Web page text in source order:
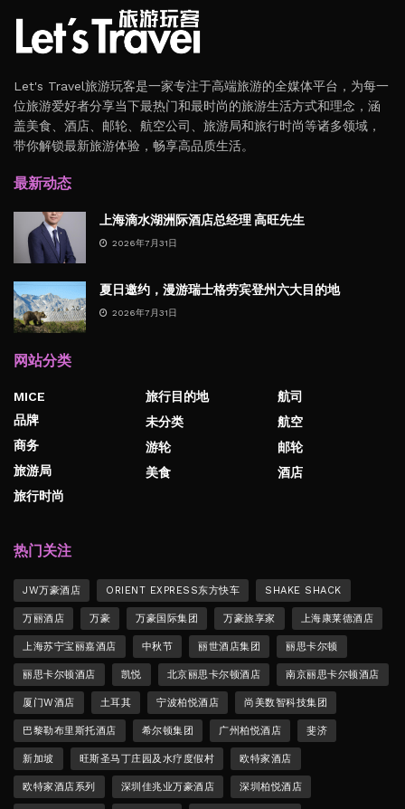
Let's Travel旅游玩客是一家专注于高端旅游的全媒体平台，为每一
位旅游爱好者分享当下最热门和最时尚的旅游生活方式和理念，涵
盖美食、酒店、邮轮、航空公司、旅游局和旅行时尚等诸多领域，
带你解锁最新旅游体验，畅享高品质生活。
最新动态
上海滴水湖洲际酒店总经理 高旺先生
2026年7月31日
夏日邀约，漫游瑞士格劳宾登州六大目的地
2026年7月31日
网站分类
MICE
品牌
商务
旅游局
旅行时尚
旅行目的地
未分类
游轮
美食
航司
航空
邮轮
酒店
热门关注
JW万豪酒店 ORIENT EXPRESS东方快车 SHAKE SHACK
万丽酒店 万豪 万豪国际集团 万豪旅享家 上海康莱德酒店
上海苏宁宝丽嘉酒店 中秋节 丽世酒店集团 丽思卡尔顿
丽思卡尔顿酒店 凯悦 北京丽思卡尔顿酒店 南京丽思卡尔顿酒店
厦门W酒店 土耳其 宁波柏悦酒店 尚美数智科技集团
巴黎勒布里斯托酒店 希尔顿集团 广州柏悦酒店 斐济
新加坡 旺斯圣马丁庄园及水疗度假村 欧特家酒店
欧特家酒店系列 深圳佳兆业万豪酒店 深圳柏悦酒店